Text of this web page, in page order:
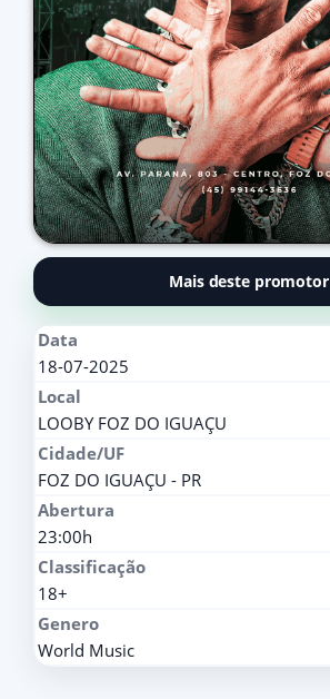
Mais deste promotor
Data
18-07-2025
Local
LOOBY FOZ DO IGUAÇU
Cidade/UF
FOZ DO IGUAÇU - PR
Abertura
23:00h
Classificação
18+
Genero
World Music